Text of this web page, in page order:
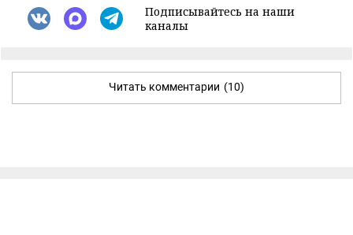
Подписывайтесь на наши
каналы
Читать комментарии (10)